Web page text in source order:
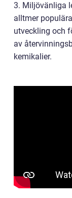
3. Miljövänliga
alltmer
utveckling och
av
kemikalier.